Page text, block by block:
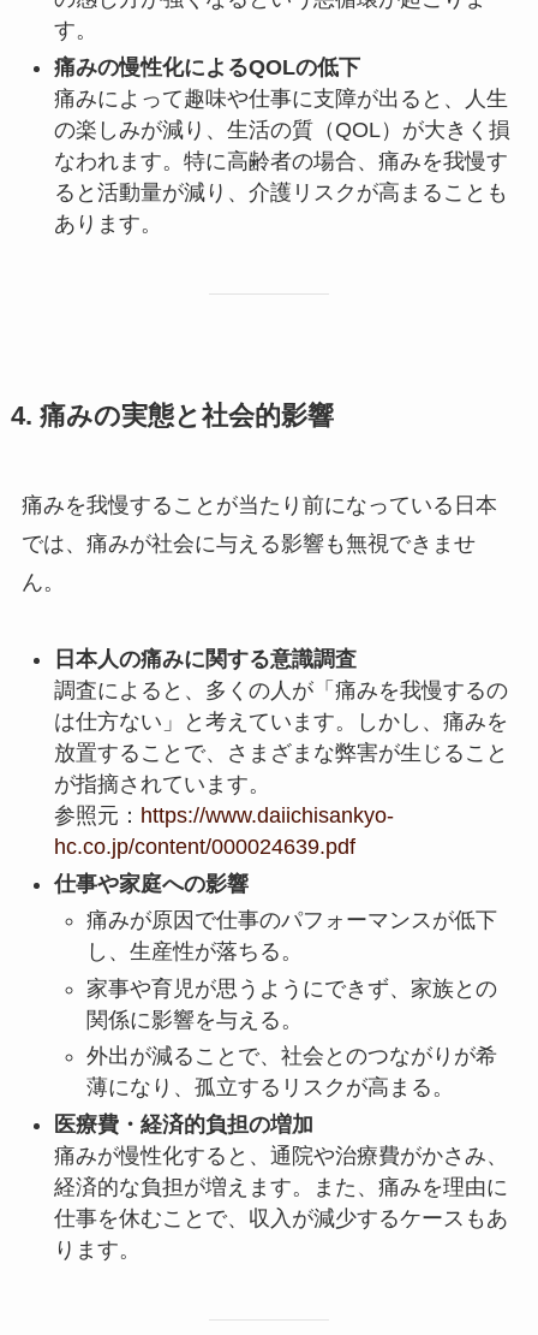
す。
痛みの慢性化によるQOLの低下
痛みによって趣味や仕事に支障が出ると、人生
の楽しみが減り、生活の質（QOL）が大きく損
なわれます。特に高齢者の場合、痛みを我慢す
ると活動量が減り、介護リスクが高まることも
あります。
4. 痛みの実態と社会的影響
痛みを我慢することが当たり前になっている日本
では、痛みが社会に与える影響も無視できませ
ん。
日本人の痛みに関する意識調査
調査によると、多くの人が「痛みを我慢するの
は仕方ない」と考えています。しかし、痛みを
放置することで、さまざまな弊害が生じること
が指摘されています。
参照元： https://www.daiichisankyo-
hc.co.jp/content/000024639.pdf
仕事や家庭への影響
痛みが原因で仕事のパフォーマンスが低下
し、生産性が落ちる。
家事や育児が思うようにできず、家族との
関係に影響を与える。
外出が減ることで、社会とのつながりが希
薄になり、孤立するリスクが高まる。
医療費・経済的負担の増加
痛みが慢性化すると、通院や治療費がかさみ、
経済的な負担が増えます。また、痛みを理由に
仕事を休むことで、収入が減少するケースもあ
ります。